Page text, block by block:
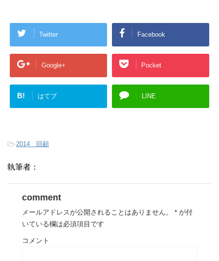
Twitter Facebook
Google+ Pocket
B! はてブ LINE
-2014 回顧
執筆者：
comment
メールアドレスが公開されることはありません。 * が付
いている欄は必須項目です
コメント